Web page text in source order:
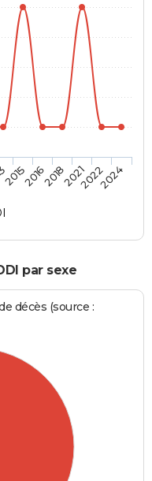
201520162018202120222024
par sexe
décès (source :